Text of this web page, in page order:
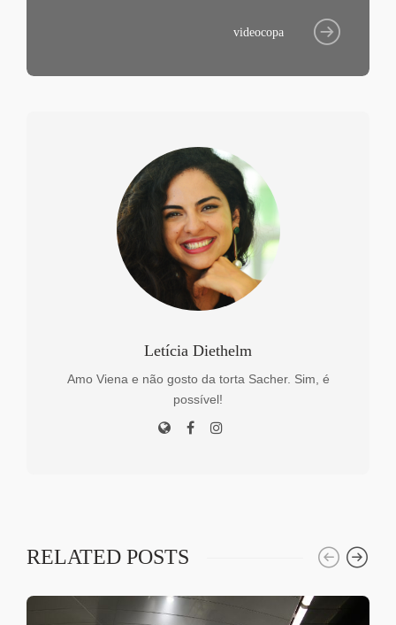
videocopa
Letícia Diethelm
Amo Viena e não gosto da torta Sacher. Sim, é
possível!
RELATED POSTS